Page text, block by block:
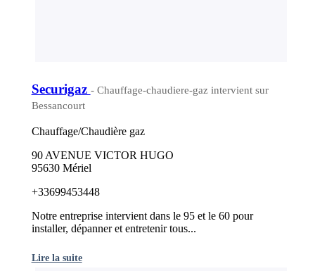
Securigaz - Chauffage-chaudiere-gaz intervient sur
Bessancourt
Chauffage/Chaudière gaz
90 AVENUE VICTOR HUGO
95630 Mériel
+33699453448
Notre entreprise intervient dans le 95 et le 60 pour
installer, dépanner et entretenir tous...
Lire la suite